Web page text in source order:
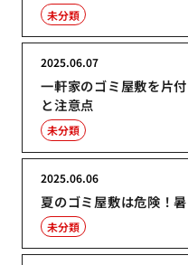
未分類
一軒家のゴミ屋敷を片
と注意点
2025.06.07
未分類
夏のゴミ屋敷は危険！
2025.06.06
未分類